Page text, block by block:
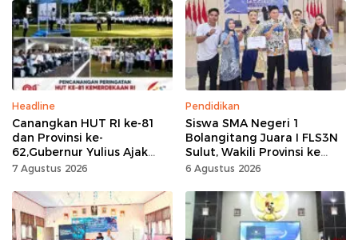
Headline
Canangkan HUT RI ke-81
dan Provinsi ke-
62,Gubernur Yulius Ajak
Seluruh Masyarakat
Kemerdekaan Momentum
Kerja Keras
7 Agustus 2026
Pendidikan
Siswa SMA Negeri 1
Bolangitang Juara I FLS3N
Sulut, Wakili Provinsi ke
Tingkat Nasional
6 Agustus 2026